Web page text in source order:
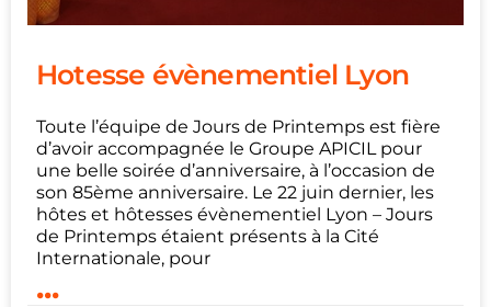
Hotesse évènementiel Lyon
Toute l’équipe de Jours de Printemps est fière
d’avoir accompagnée le Groupe APICIL pour
une belle soirée d’anniversaire, à l’occasion de
son 85ème anniversaire. Le 22 juin dernier, les
hôtes et hôtesses évènementiel Lyon – Jours
de Printemps étaient présents à la Cité
Internationale, pour
...